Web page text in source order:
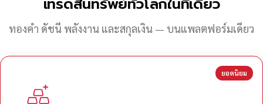
ทองคำ ดัชนี พลังงาน และสกุลเงิน — บนแพลตฟอร์มเดียว
ยอดนิยม